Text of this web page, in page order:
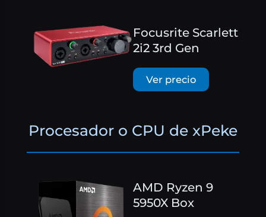
Focusrite Scarlett
2i2 3rd Gen
Ver precio
Procesador o CPU de xPeke
AMD Ryzen 9
5950X Box